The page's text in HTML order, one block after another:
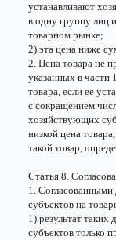
устанавливают
в одну группу лиц
товарном рынке;
2) эта цена ниже
2. Цена товара не
указанных в части
товара, если ее
с сокращением
хозяйствующих
низкой цена
такой товар,
Статья 8.
1.
субъектов на
1) результат
субъектов только